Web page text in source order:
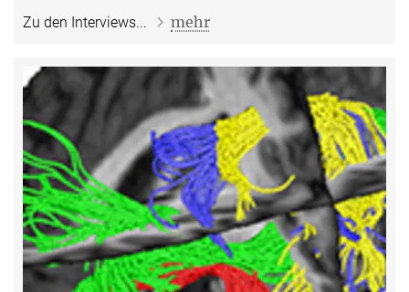
Zu den Interviews... mehr